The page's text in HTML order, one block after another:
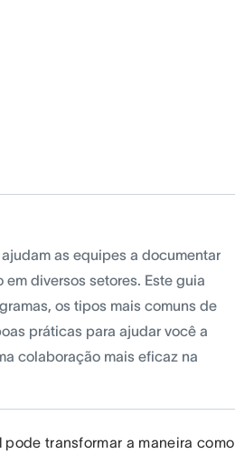
as equipes a documentar
diversos setores. Este guia
os tipos mais comuns de
práticas para ajudar você a
colaboração mais eficaz na
transformar a maneira como